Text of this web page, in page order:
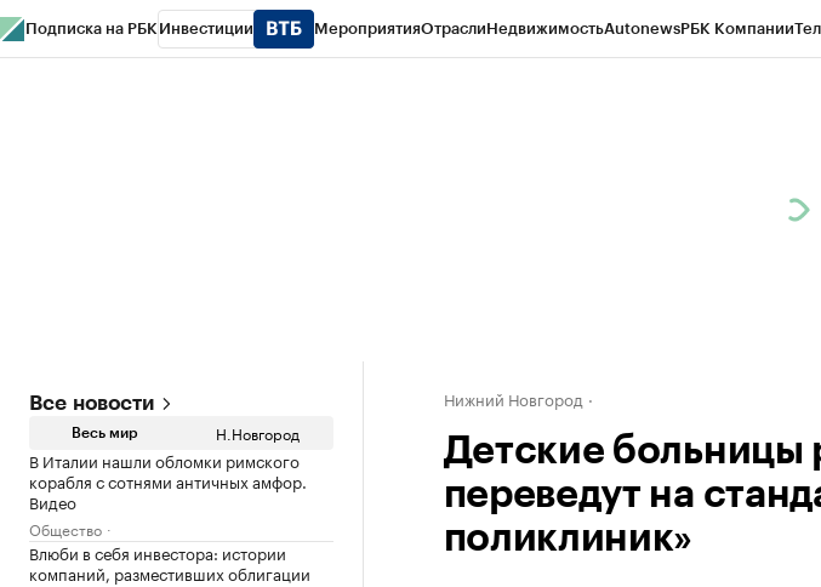
Подписка на РБК Инвестиции МероприятияОтраслиНедвижимостьAutonewsРБК Компании
Все новости
Весь мир Н.Новгород
В Италии нашли обломки римского
корабля с сотнями античных амфор.
Видео
Общество
Влюби в себя инвестора: истории
компаний, разместивших облигации
Нижний Новгород
Детские больницы
переведут на
поликлиник»